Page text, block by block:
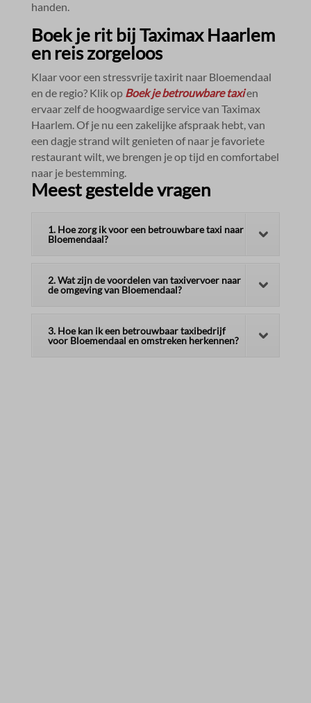
handen.​
Boek je rit bij Taximax Haarlem
en reis zorgeloos
Klaar voor een stressvrije taxirit naar Bloemendaal
en de regio? Klik op Boek je betrouwbare taxien
ervaar zelf de hoogwaardige service van Taximax
Haarlem.​ Of je nu een zakelijke afspraak hebt, van
een dagje strand wilt genieten of naar je favoriete
restaurant wilt, we brengen je op tijd en comfortabel
naar je bestemming.​
Meest gestelde vragen
1. Hoe zorg ik voor een betrouwbare taxi naar
Bloemendaal?
2. Wat zijn de voordelen van taxivervoer naar
de omgeving van Bloemendaal?
3. Hoe kan ik een betrouwbaar taxibedrijf
voor Bloemendaal en omstreken herkennen?